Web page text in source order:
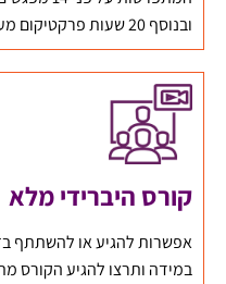
ובנוסף 20 שעות פרקטיקום מעשי.
קורס היברידי מלא
אפשרות להגיע או להשתתף
במידה ותרצו להגיע הקורס